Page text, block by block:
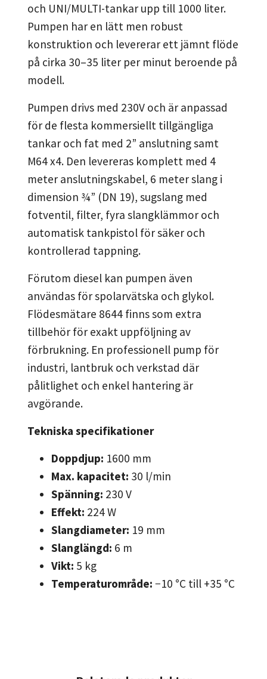
och UNI/MULTI-tankar upp till 1000 liter.
Pumpen har en lätt men robust
konstruktion och levererar ett jämnt flöde
på cirka 30–35 liter per minut beroende på
modell.
Pumpen drivs med 230V och är anpassad
för de flesta kommersiellt tillgängliga
tankar och fat med 2” anslutning samt
M64 x4. Den levereras komplett med 4
meter anslutningskabel, 6 meter slang i
dimension ¾” (DN 19), sugslang med
fotventil, filter, fyra slangklämmor och
automatisk tankpistol för säker och
kontrollerad tappning.
Förutom diesel kan pumpen även
användas för spolarvätska och glykol.
Flödesmätare 8644 finns som extra
tillbehör för exakt uppföljning av
förbrukning. En professionell pump för
industri, lantbruk och verkstad där
pålitlighet och enkel hantering är
avgörande.
Tekniska specifikationer
Doppdjup: 1600 mm
Max. kapacitet: 30 l/min
Spänning: 230 V
Effekt: 224 W
Slangdiameter: 19 mm
Slanglängd: 6 m
Vikt: 5 kg
Temperaturområde: −10 °C till +35 °C